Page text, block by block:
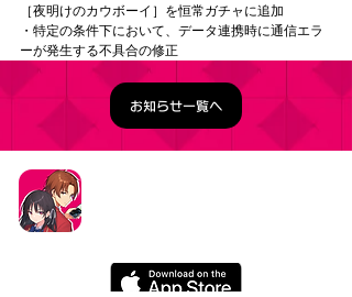
［夜明けのカウボーイ］を恒常ガチャに追加
・特定の条件下において、データ連携時に通信エラ
ーが発生する不具合の修正
お知らせ一覧へ